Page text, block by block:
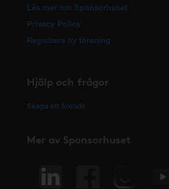
Läs mer om Sponsorhuset
Privacy Policy
Registrera ny förening
Hjälp och frågor
Skapa ett ärende
Mer av Sponsorhuset